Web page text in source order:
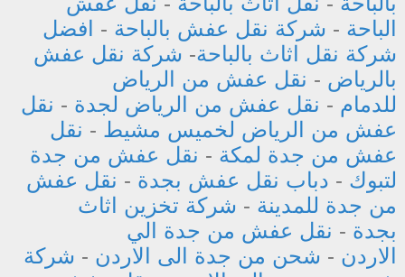
الباحة - شركة نقل عفش بالباحة - افضل
شركة نقل اثاث بالباحة- شركة نقل عفش
بالرياض - نقل عفش من الرياض
للدمام - نقل عفش من الرياض لجدة - نقل
عفش من الرياض لخميس مشيط - نقل
عفش من جدة لمكة - نقل عفش من جدة
لتبوك - دباب نقل عفش بجدة - نقل عفش
من جدة للمدينة - شركة تخزين اثاث
بجدة - نقل عفش من جدة الي
الاردن - شحن من جدة الى الاردن - شركة